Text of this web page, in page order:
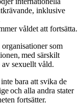
inklusive
våldet att fortsätta.
som
med särskilt
sexuellt våld.
bara att svika de
och alla andra stater
fortsätter.